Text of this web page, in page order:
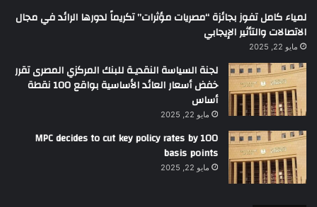
لمياء كامل تفوز بجائزة “مصريات مؤثرات” تكريماً لدورها الرائد في مجال
الاتصالات والتأثير الإيجابي
مايو 22, 2025
لجنة السياسة النقديـة للبنك المركزي المصرى تقرر
خفض أسعار العائد الأساسية بواقع 100 نقطة
أساس
مايو 22, 2025
MPC decides to cut key policy rates by 100
basis points
مايو 22, 2025